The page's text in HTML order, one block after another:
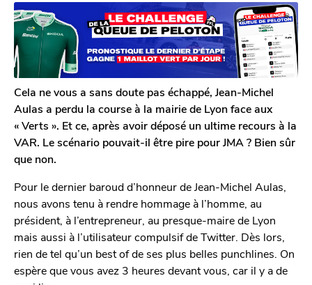
o
5
m
o
i
s
a
g
o
r
T
o
m
G
a
l
r
o
n
i
s
g
o
Cela ne vous a sans doute pas échappé, Jean-Michel
Aulas a perdu la course à la mairie de Lyon face aux
« Verts ». Et ce, après avoir déposé un ultime recours à la
VAR. Le scénario pouvait-il être pire pour JMA ? Bien sûr
que non.
Pour le dernier baroud d’honneur de Jean-Michel Aulas,
nous avons tenu à rendre hommage à l’homme, au
président, à l’entrepreneur, au presque-maire de Lyon
mais aussi à l’utilisateur compulsif de Twitter. Dès lors,
rien de tel qu’un best of de ses plus belles punchlines. On
espère que vous avez 3 heures devant vous, car il y a de